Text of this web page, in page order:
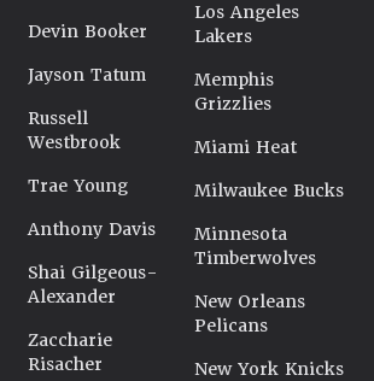
Devin Booker
Jayson Tatum
Russell
Westbrook
Trae Young
Anthony Davis
Shai Gilgeous-
Alexander
Zaccharie
Risacher
Los Angeles
Lakers
Memphis
Grizzlies
Miami Heat
Milwaukee Bucks
Minnesota
Timberwolves
New Orleans
Pelicans
New York Knicks